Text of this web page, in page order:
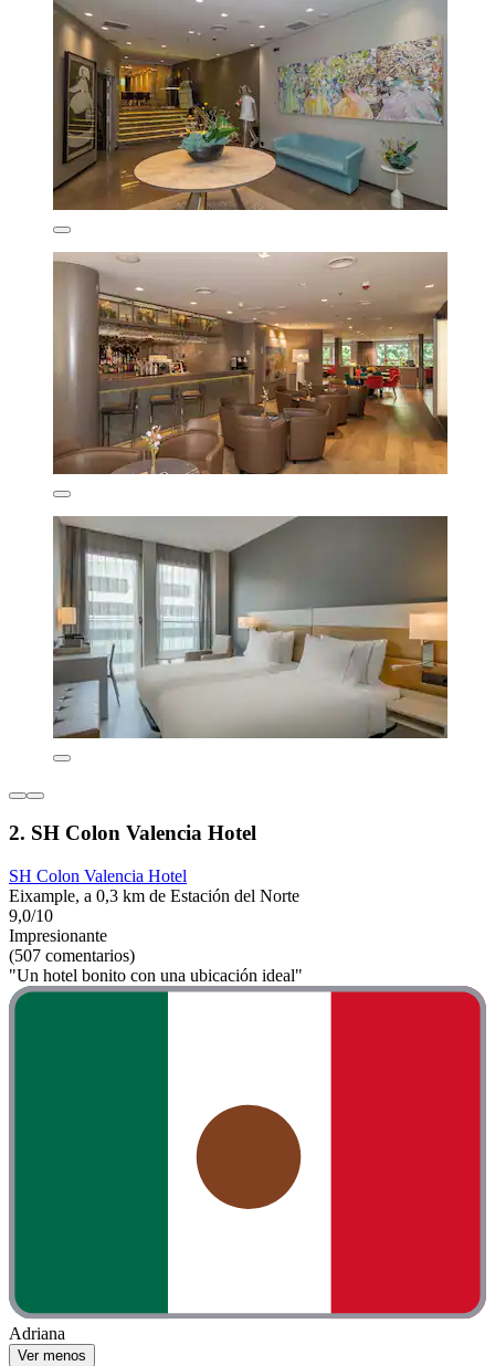
2. SH Colon Valencia Hotel
SH Colon Valencia Hotel
Eixample, a 0,3 km de Estación del Norte
9,0/10
Impresionante
(507 comentarios)
"Un hotel bonito con una ubicación ideal"
Adriana
Ver menos